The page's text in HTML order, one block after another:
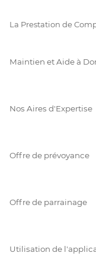
La Prestation de
Maintien et Aide à
Nos Aires d'Expertise
Offre de prévoyance
Offre de parrainage
Utilisation de